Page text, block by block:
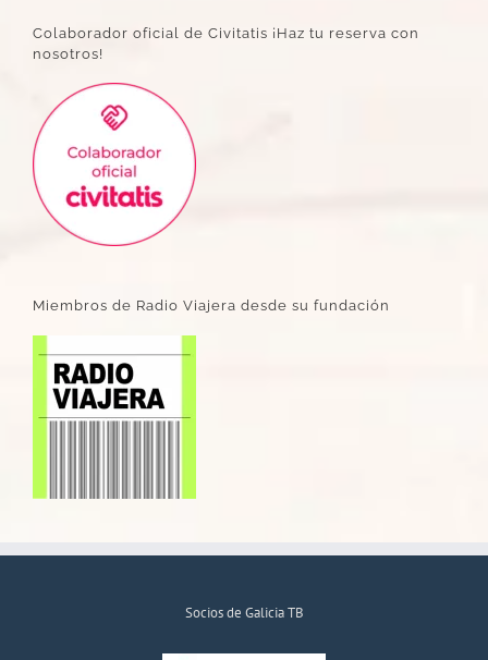
Colaborador oficial de Civitatis ¡Haz tu reserva con
nosotros!
Miembros de Radio Viajera desde su fundación
Socios de Galicia TB